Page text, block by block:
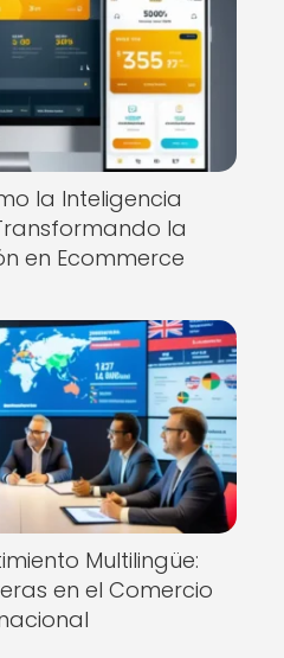
la Inteligencia
la
en Ecommerce
Multilingüe:
en el Comercio